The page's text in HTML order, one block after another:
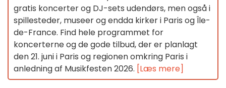
gratis koncerter og DJ-sets udendørs, men også i
spillesteder, museer og endda kirker i Paris og Île-
de-France. Find hele programmet for
koncerterne og de gode tilbud, der er planlagt
den 21. juni i Paris og regionen omkring Paris i
anledning af Musikfesten 2026. [Læs mere]